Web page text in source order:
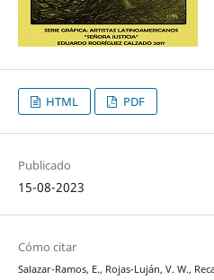
HTML PDF
Publicado
15-08-2023
Cómo citar
Salazar-Ramos, E., Rojas-Luján, V. W.,